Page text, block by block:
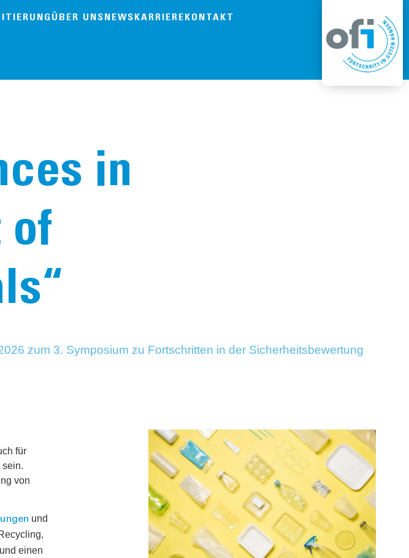
ÜBER UNS NEWS KARRIERE KONTAKT
in
of
zum 3. Symposium zu Fortschritten in der Sicherheitsbewertung
für
sein.
von
und
einen